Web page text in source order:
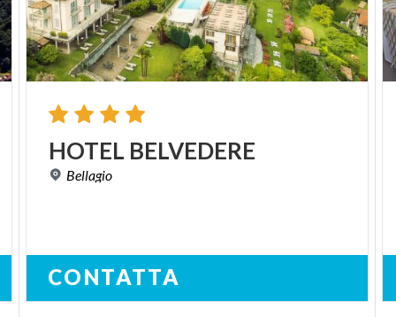
HOTEL BELVEDERE
Bellagio
CONTATTA